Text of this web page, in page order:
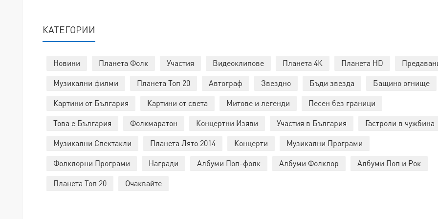
КАТЕГОРИИ
Новини Планета Фолк Участия Видеоклипове Планета 4К Планета HD
Музикални филми
Планета Топ 20 Автограф Звездно Бъди звезда
Бащино огнище
Картини от България
Картини от света Митове и легенди
Песен без граници
Това е България
Фолкмаратон Концертни Изяви Участия в България
Гастроли в чужбина
Музикални Спектакли
Планета Лято 2014 Концерти
Музикални Програми
Фолклорни Програми
Награди Албуми Поп-фолк Албуми Фолклор
Албуми Поп и Рок
Планета Топ 20
Очаквайте